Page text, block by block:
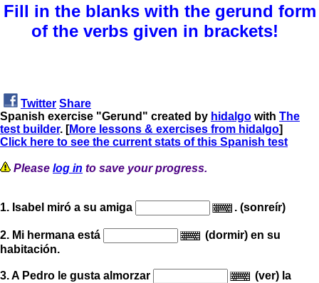
Fill in the blanks with the gerund form
of the verbs given in brackets!
Twitter Share
Spanish exercise "Gerund" created by hidalgo with The
test builder. [More lessons & exercises from hidalgo]
Click here to see the current stats of this Spanish test
Please log in to save your progress.
1. Isabel miró a su amiga . (sonreír)
2. Mi hermana está
(dormir) en su
habitación.
3. A Pedro le gusta almorzar
(ver) la